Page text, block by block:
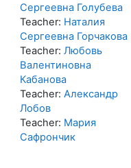
Сергеевна Голубева
Teacher: Наталия
Сергеевна Горчакова
Teacher: Любовь
Валентиновна
Кабанова
Teacher: Александр
Лобов
Teacher: Мария
Сафрончик